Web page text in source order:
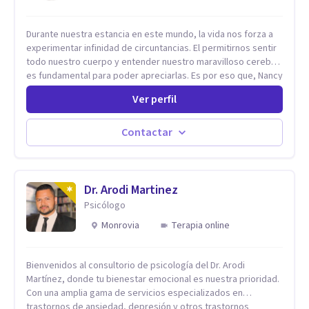
Durante nuestra estancia en este mundo, la vida nos forza a
experimentar infinidad de circuntancias. El permitirnos sentir
todo nuestro cuerpo y entender nuestro maravilloso cerebro,
es fundamental para poder apreciarlas. Es por eso que, Nancy
Damian esta dispuesta a brindarte una mano amiga atravez de
herramientas fundamentales para crecer y fortalecer tu
mente, alma y SER. El cómo percibimos y manejamos
nuestros diarios sucesos es el detonator que nos lleva al
resultado de efectos impactantes que se nos quedaran
es derecho de toda la GENTE.
Ver perfil
Contactar
Dr. Arodi Martinez
Psicólogo
Monrovia
Terapia online
Bienvenidos al consultorio de psicología del Dr. Arodi
Martínez, donde tu bienestar emocional es nuestra prioridad.
Con una amplia gama de servicios especializados en